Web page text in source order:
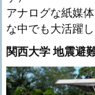
アナログな紙媒
な中でも大活躍し
関西大学 地震避